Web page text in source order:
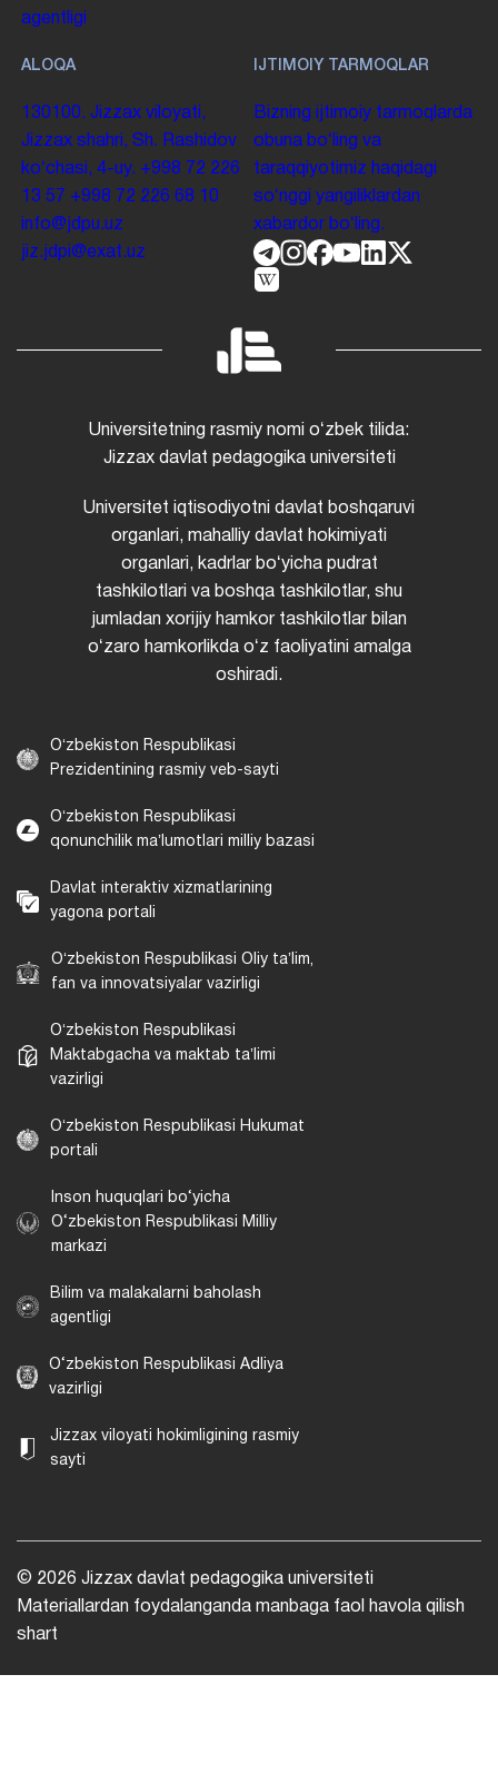
agentligi
ALOQA
130100. Jizzax viloyati,
Jizzax shahri, Sh. Rashidov
koʻchasi, 4-uy. +998 72 226
13 57 +998 72 226 68 10
info@jdpu.uz
jiz.jdpi@exat.uz
IJTIMOIY TARMOQLAR
Bizning ijtimoiy tarmoqlarda
obuna boʻling va
taraqqiyotimiz haqidagi
soʻnggi yangiliklardan
xabardor boʻling.
Universitetning rasmiy nomi oʻzbek tilida:
Jizzax davlat pedagogika universiteti
Universitet iqtisodiyotni davlat boshqaruvi
organlari, mahalliy davlat hokimiyati
organlari, kadrlar boʻyicha pudrat
tashkilotlari va boshqa tashkilotlar, shu
jumladan xorijiy hamkor tashkilotlar bilan
oʻzaro hamkorlikda oʻz faoliyatini amalga
oshiradi.
Oʻzbekiston Respublikasi
Prezidentining rasmiy veb-sayti
Oʻzbekiston Respublikasi
qonunchilik maʼlumotlari milliy bazasi
Davlat interaktiv xizmatlarining
yagona portali
Oʻzbekiston Respublikasi Oliy taʼlim,
fan va innovatsiyalar vazirligi
Oʻzbekiston Respublikasi
Maktabgacha va maktab taʼlimi
vazirligi
Oʻzbekiston Respublikasi Hukumat
portali
Inson huquqlari bo‘yicha
O‘zbekiston Respublikasi Milliy
markazi
Bilim va malakalarni baholash
agentligi
O‘zbekiston Respublikasi Adliya
vazirligi
Jizzax viloyati hokimligining rasmiy
sayti
© 2026 Jizzax davlat pedagogika universiteti
Materiallardan foydalanganda manbaga faol havola qilish
shart